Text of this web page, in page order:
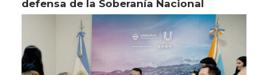
defensa de la Soberanía Nacional